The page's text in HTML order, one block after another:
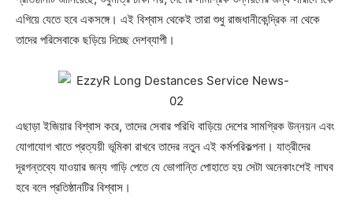
এগিয়ে যেতে হবে একসঙ্গে। এই বিশ্বাস থেকেই তারা শুধু রাজধানীকেন্দ্রিক না থেকে
তাদের পরিসেবাকে ছড়িয়ে দিচ্ছে দেশব্যাপী।
এছাড়া ইজিয়ার বিশ্বাস করে, তাদের সেবার পরিধি বাড়িয়ে দেশের সামগ্রিক উন্নয়ন এবং
যোগাযোগ খাতে প্রত্যয়ী ভূমিকা রাখবে তাদের নতুন এই কর্মপরিকল্পনা। যাত্রীদের
দূরগন্তব্যে যাওয়ার জন্য গাড়ি পেতে যে ভোগান্তি পোহাতে হয় সেটা অনেকাংশেই লাঘব
হবে বলে প্রতিষ্ঠানটির বিশ্বাস।